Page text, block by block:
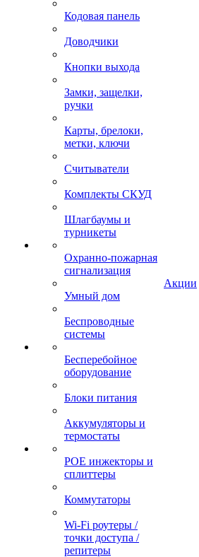
Кодовая панель
Доводчики
Кнопки выхода
Замки, защелки,
ручки
Карты, брелоки,
метки, ключи
Считыватели
Комплекты СКУД
Шлагбаумы и
турникеты
Охранно-пожарная
сигнализация
Умный дом
Беспроводные
системы
Бесперебойное
оборудование
Блоки питания
Аккумуляторы и
термостаты
POE инжекторы и
сплиттеры
Коммутаторы
Wi-Fi роутеры /
точки доступа /
репитеры
Акции